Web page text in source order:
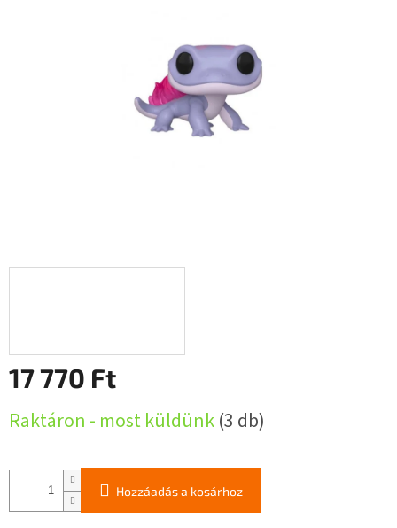
17 770 Ft
Raktáron - most küldünk(3 db)
Hozzáadás a kosárhoz